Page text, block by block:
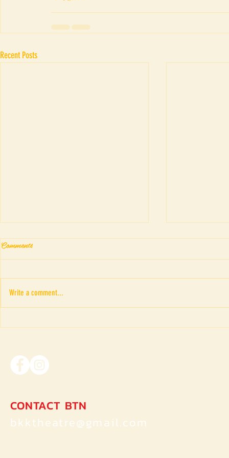
Recent Posts
“ภาพอาถรรพณ์ของดรณ์ ดารั
of Dorian Gray ของ Oscar Wilde
Fringe
Comments
Write a comment...
CONTACT BTN
bkktheatre@gmail.com